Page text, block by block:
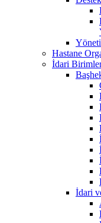
Hastane
İdari
İdari